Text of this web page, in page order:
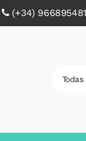
(+34) 966895481